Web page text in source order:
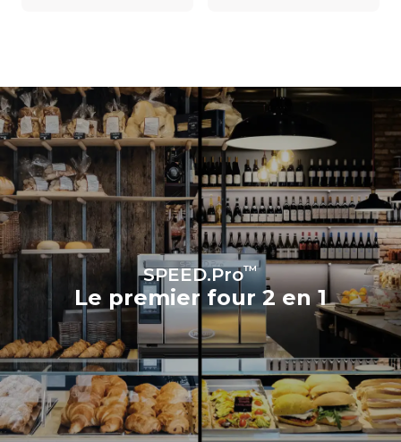
four. Les émissions
indirectes dépendent du
réseau énergétique auquel
il est connecté; ces
dernières peuvent être
éliminées en choisissant
d'acheter de l'énergie
produite à partir de sources
renouvelables.Greenhouse
Gas Protocol
SPEED.Pro™
Le premier four 2 en 1